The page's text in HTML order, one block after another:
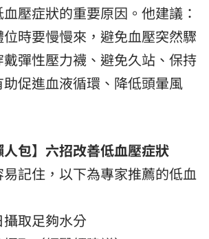
壓症狀的重要原因。他建議：
位時要慢慢來，避免血壓突然驟
彈性壓力襪、避免久站、保持
促進血液循環、降低頭暈風
人包】六招改善低血壓症狀
記住，以下為專家推薦的低血
取足夠水分